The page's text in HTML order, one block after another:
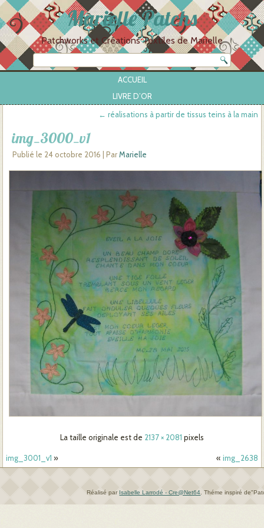
Marielle Patchs
Patchworks et Créations Textiles de Marielle
ACCUEIL
LIVRE D’OR
← réalisations à partir de tissus teins à la main
img_3000_v1
Publié le 24 octobre 2016 |Par Marielle
La taille originale est de 2137 × 2081 pixels
img_3001_v1 » « img_2638
Réalisé par Isabelle Larrodé - Cre@Net64 Théme inspiré